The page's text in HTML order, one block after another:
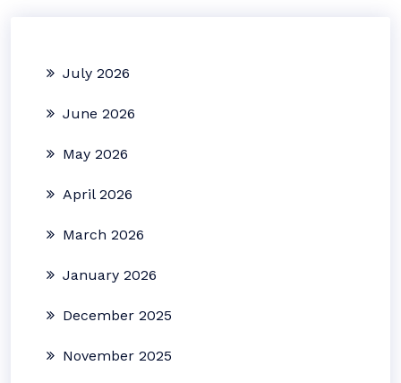
July 2026
June 2026
May 2026
April 2026
March 2026
January 2026
December 2025
November 2025